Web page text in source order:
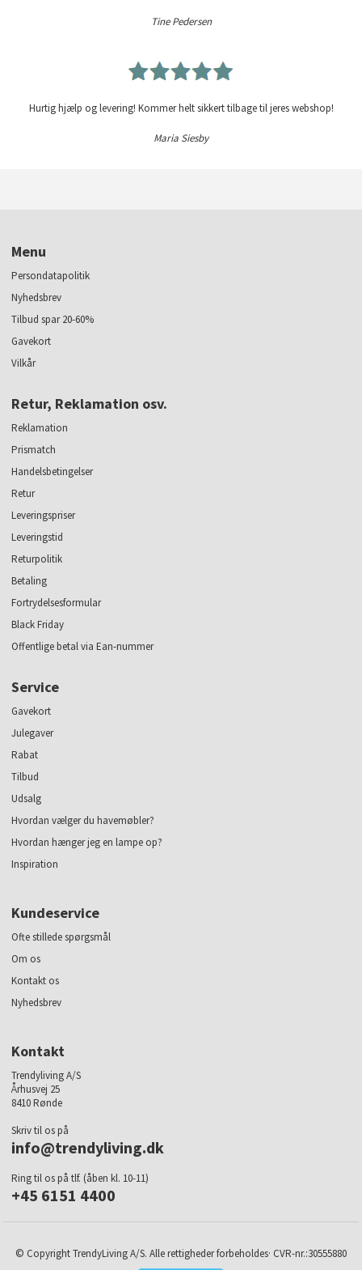
Tine Pedersen
Hurtig hjælp og levering! Kommer helt sikkert tilbage til jeres webshop!
Maria Siesby
Menu
Persondatapolitik
Nyhedsbrev
Tilbud spar 20-60%
Gavekort
Vilkår
Retur, Reklamation osv.
Reklamation
Prismatch
Handelsbetingelser
Retur
Leveringspriser
Leveringstid
Returpolitik
Betaling
Fortrydelsesformular
Black Friday
Offentlige betal via Ean-nummer
Service
Gavekort
Julegaver
Rabat
Tilbud
Udsalg
Hvordan vælger du havemøbler?
Hvordan hænger jeg en lampe op?
Inspiration
Kundeservice
Ofte stillede spørgsmål
Om os
Kontakt os
Nyhedsbrev
Kontakt
Trendyliving A/S
Århusvej 25
8410 Rønde
Skriv til os på
info@trendyliving.dk
Ring til os på tlf. (åben kl. 10-11)
+45 6151 4400
© Copyright TrendyLiving A/S. Alle rettigheder forbeholdes· CVR-nr.:30555880